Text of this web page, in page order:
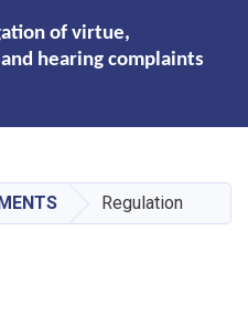
main
content
of virtue,
hearing complaints
Regulation